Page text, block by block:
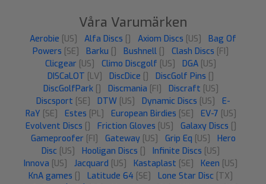
Våra Varumärken
Aerobie [US] Alfa Discs [] Axiom Discs [US]
Bag Of
Powers [SE] Barku [] Bushnell [] Clash Discs [FI]
Clicgear [US] Climo Discgolf [US] DGA [US]
DISCaLOT [LV] DiscDice [] DiscGolf Pins []
DiscGolfPark [] Discmania [FI] Discraft [US]
Discsport [SE] DTW [US] Dynamic Discs [US]
E-
RaY [SE] Estes [PL] European Birdies [SE] EV-7 [US]
Evolvent Discs [] Friction Gloves [US] Galaxy Discs []
Gameproofer [FI] Gateway [US] Grip Eq [US]
Hero
Disc [US] Hooligan Discs [] Infinite Discs [US]
Innova [US] Jacquard [US] Kastaplast [SE] Keen [US]
KnA games [] Latitude 64 [SE] Lone Star Disc [TX]